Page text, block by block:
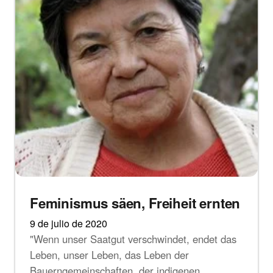
Feminismus säen, Freiheit ernten
9 de julio de 2020
"Wenn unser Saatgut verschwindet, endet das
Leben, unser Leben, das Leben der